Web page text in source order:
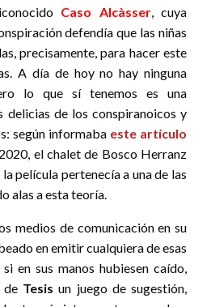
Caso Alcàsser, cuya
defendía que las niñas
precisamente, para hacer este
A día de hoy no hay ninguna
lo que sí tenemos es una
delicias de los conspiranoicos y
según informaba este artículo
el chalet de Bosco Herranz
la película pertenecía a una de las
alas a esta teoría.
medios de comunicación en su
en emitir cualquiera de esas
en sus manos hubiesen caído,
de Tesis un juego de sugestión,